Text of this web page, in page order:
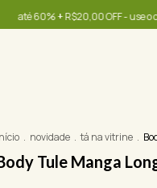
OIBONITA FRETE GRÁTIS
. novidade . tá na vitrine .
Tule Manga